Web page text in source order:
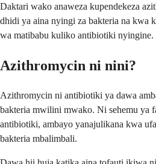
Daktari wako anaweza kupendekeza
dhidi ya aina nyingi za bakteria na kwa
wa matibabu kuliko antibiotiki nyingine.
Azithromycin ni nini?
Azithromycin ni antibiotiki ya dawa
bakteria mwilini mwako. Ni sehemu ya
antibiotiki, ambayo yanajulikana kwa
bakteria mbalimbali.